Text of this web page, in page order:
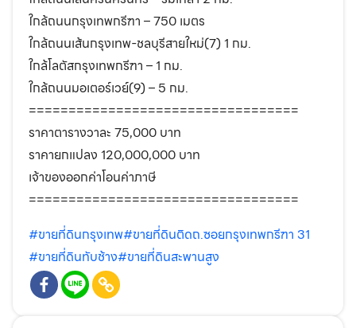
ใกล้ถนนกรุงเทพกรีฑา – 750 เมตร
ใกล้ถนนเส้นกรุงเทพ-ชลบุรีสายใหม่(7) 1 กม.
ใกล้โลตัสกรุงเทพกรีฑา – 1 กม.
ใกล้ถนนมอเตอร์เวย์(9) – 5 กม.
==================================
ราคาตารางวาละ 75,000 บาท
ราคายกแปลง 120,000,000 บาท
เจ้าของออกค่าโอนค่าภาษี
==================================
#ขายที่ดินกรุงเทพ#ขายที่ดินติดถ.ซอยกรุงเทพกรีฑา 31
#ขายที่ดินทับช้าง#ขายที่ดินสะพานสูง